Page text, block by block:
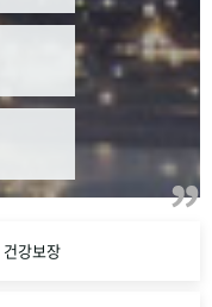
건강보장